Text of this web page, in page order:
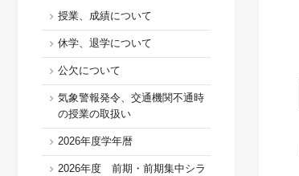
授業、成績について
休学、退学について
公欠について
気象警報発令、交通機関不通時
の授業の取扱い
2026年度学年暦
2026年度 前期・前期集中シラ